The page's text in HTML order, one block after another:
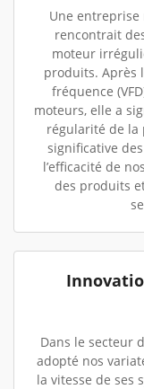
Une
rencontrait
moteur
produits. Après
fréquence
moteurs, elle a
régularité de la
significative
l’efficacité de
des produits
Dans le secteur
adopté nos
la vitesse de ses